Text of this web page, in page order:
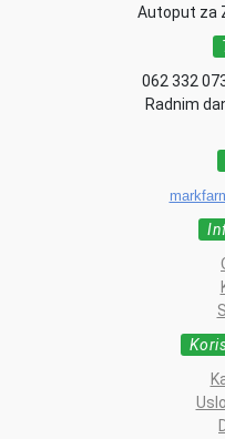
Autoput za
062 332
Radnim